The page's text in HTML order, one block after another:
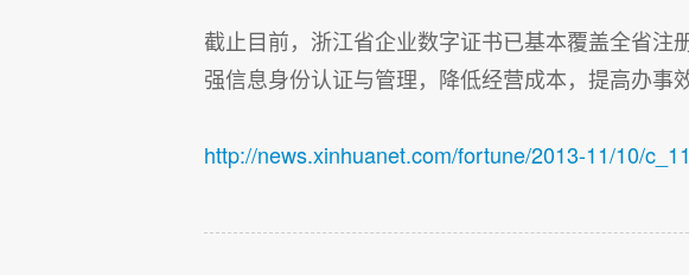
截止目前，浙江省企业数字证书已基本覆盖全省
强信息身份认证与管理，降低经营成本，提高办事
引
http://news.xinhuanet.com/fortune/2013-11/10/